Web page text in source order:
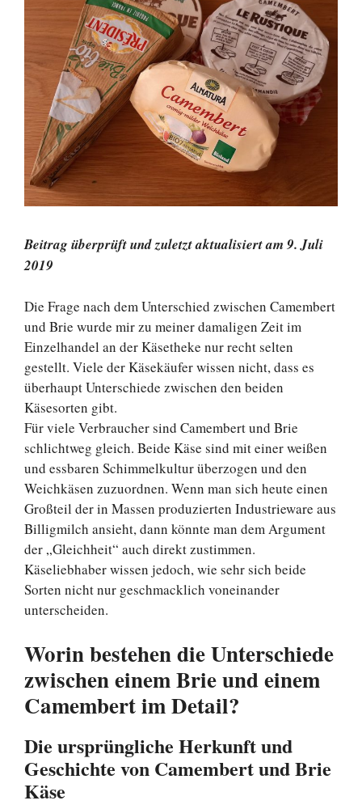
Beitrag überprüft und zuletzt aktualisiert am 9. Juli
2019
Die Frage nach dem Unterschied zwischen Camembert
und Brie wurde mir zu meiner damaligen Zeit im
Einzelhandel an der Käsetheke nur recht selten
gestellt. Viele der Käsekäufer wissen nicht, dass es
überhaupt Unterschiede zwischen den beiden
Käsesorten gibt.
Für viele Verbraucher sind Camembert und Brie
schlichtweg gleich. Beide Käse sind mit einer weißen
und essbaren Schimmelkultur überzogen und den
Weichkäsen zuzuordnen. Wenn man sich heute einen
Großteil der in Massen produzierten Industrieware aus
Billigmilch ansieht, dann könnte man dem Argument
der „Gleichheit“ auch direkt zustimmen.
Käseliebhaber wissen jedoch, wie sehr sich beide
Sorten nicht nur geschmacklich voneinander
unterscheiden.
Worin bestehen die Unterschiede
zwischen einem Brie und einem
Camembert im Detail?
Die ursprüngliche Herkunft und
Geschichte von Camembert und Brie
Käse